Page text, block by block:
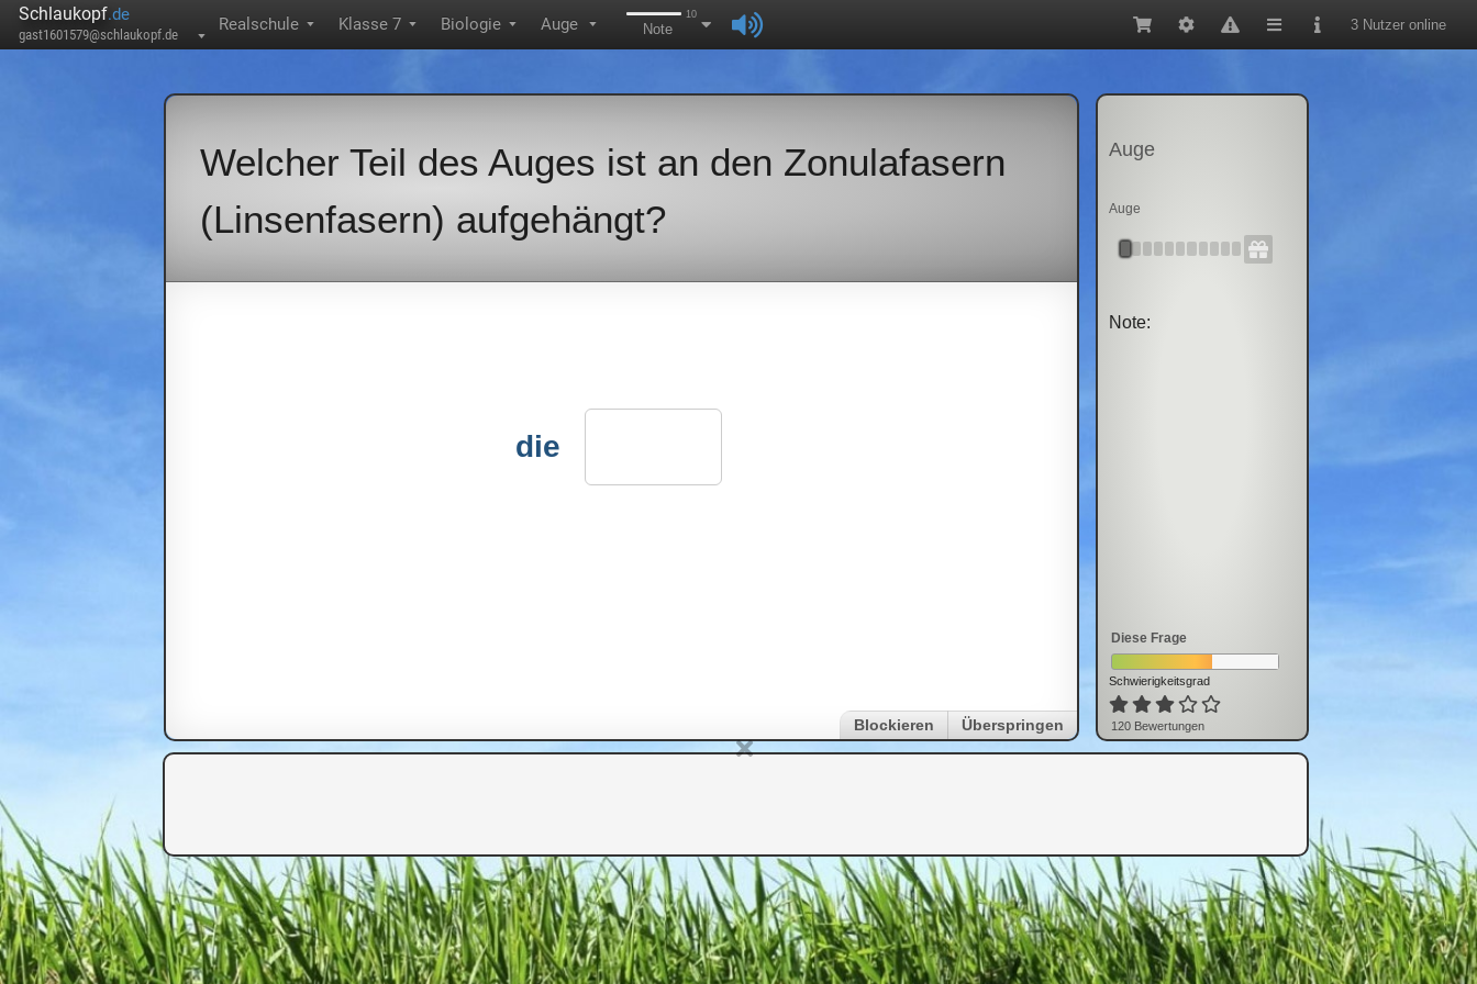
Schlaukopf.de
gast1601579@schlaukopf.de ▼
Realschule ▼ Klasse 7 ▼ Biologie ▼ Auge ▼
10
Note 3 Nutzer online
Welcher Teil des Auges ist an den Zonulafasern
(Linsenfasern) aufgehängt?
die
Blockieren Überspringen
Auge
Auge
Note:
Diese Frage
Schwierigkeitsgrad
120 Bewertungen